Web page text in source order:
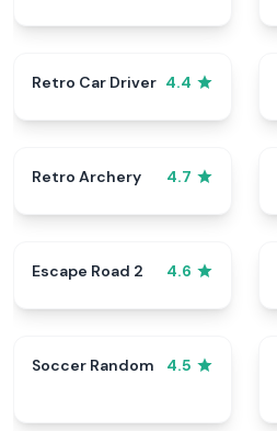
Retro Car Driver 4.4
Retro Archery 4.7
Escape Road 2 4.6
Soccer Random 4.5